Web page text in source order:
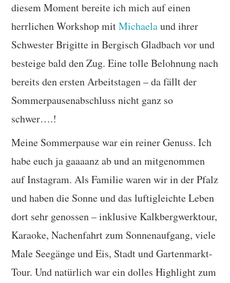
diesem Moment bereite ich mich auf einen
herrlichen Workshop mitMichaelaund ihrer
Schwester Brigitte in Bergisch Gladbach vor und
besteige bald den Zug. Eine tolle Belohnung nach
bereits den ersten Arbeitstagen – da fällt der
Sommerpausenabschluss nicht ganz so
schwer….!
Meine Sommerpause war ein reiner Genuss. Ich
habe euch ja gaaaanz ab und an mitgenommen
auf Instagram. Als Familie waren wir in der Pfalz
und haben die Sonne und das luftigleichte Leben
dort sehr genossen – inklusive Kalkbergwerktour,
Karaoke, Nachenfahrt zum Sonnenaufgang, viele
Male Seegänge und Eis, Stadt und Gartenmarkt-
Tour. Und natürlich war ein dolles Highlight zum